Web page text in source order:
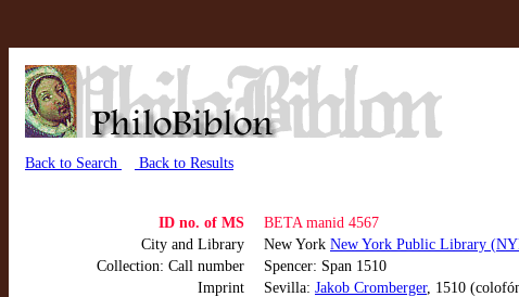
Back to Search Back to Results
ID no. of MS
BETA manid 4567
City and Library
New York New York Public Library
Collection: Call number
Spencer: Span 1510
Imprint
Sevilla: Jakob Cromberger, 1510